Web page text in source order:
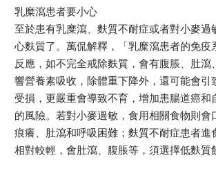
乳糜瀉患者要小心
至於患有乳糜瀉、麩質不耐症或者對小麥過
心麩質了。萬侃解釋，「乳糜瀉患者的免疫
反應，如不完全戒除麩質，會有腹脹、肚瀉
響營養素吸收，除體重下降外，還可能會引
受損，更嚴重會導致不育，增加患腸道癌和
的風險。若對小麥過敏，食用相關食物則會
痕癢、肚瀉和呼吸困難；麩質不耐症患者進
相對較輕，會肚瀉、腹脹等，須選擇低麩質